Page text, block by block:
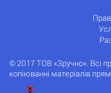
© 2017 ТОВ «Зручно». Всі
копіюванні матеріалів